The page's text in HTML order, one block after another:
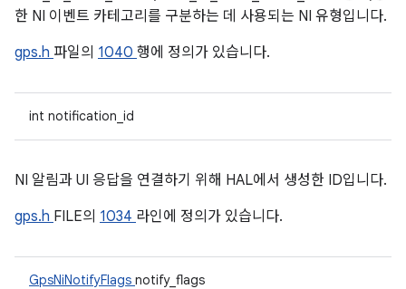
한 NI 이벤트 카테고리를 구분하는 데 사용되는 NI 유형입니다.
gps.h 파일의 1040 행에 정의가 있습니다.
int notification_id
NI 알림과 UI 응답을 연결하기 위해 HAL에서 생성한 ID입니다.
gps.h FILE의 1034 라인에 정의가 있습니다.
GpsNiNotifyFlags notify_flags